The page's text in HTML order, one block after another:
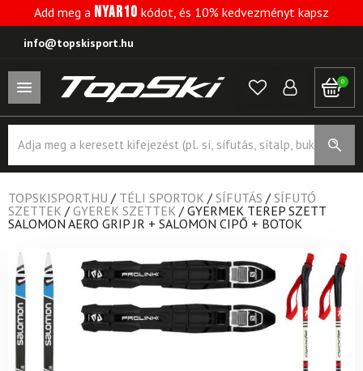
Add meg a NYAR10 kódot, és 10% kedvezményt kapsz
info@topskisport.hu
0
search
TOPSKISPORT.HU / TÉLI SPORTOK / SÍFUTÁS / SÍFUTÓ
SZETTEK / GYEREK SZETTEK / GYERMEK TEREP SZETT
SALOMON AERO GRIP JR + SALOMON CIPŐ + BOTOK